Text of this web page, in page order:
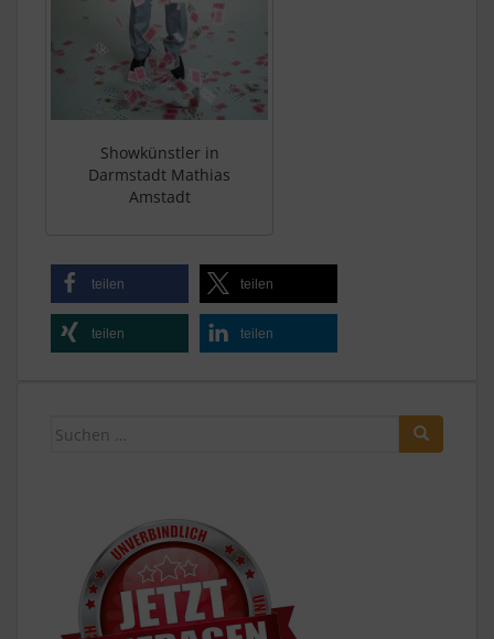
Showkünstler in
Darmstadt Mathias
Amstadt
teilen teilen
teilen teilen
Suchen